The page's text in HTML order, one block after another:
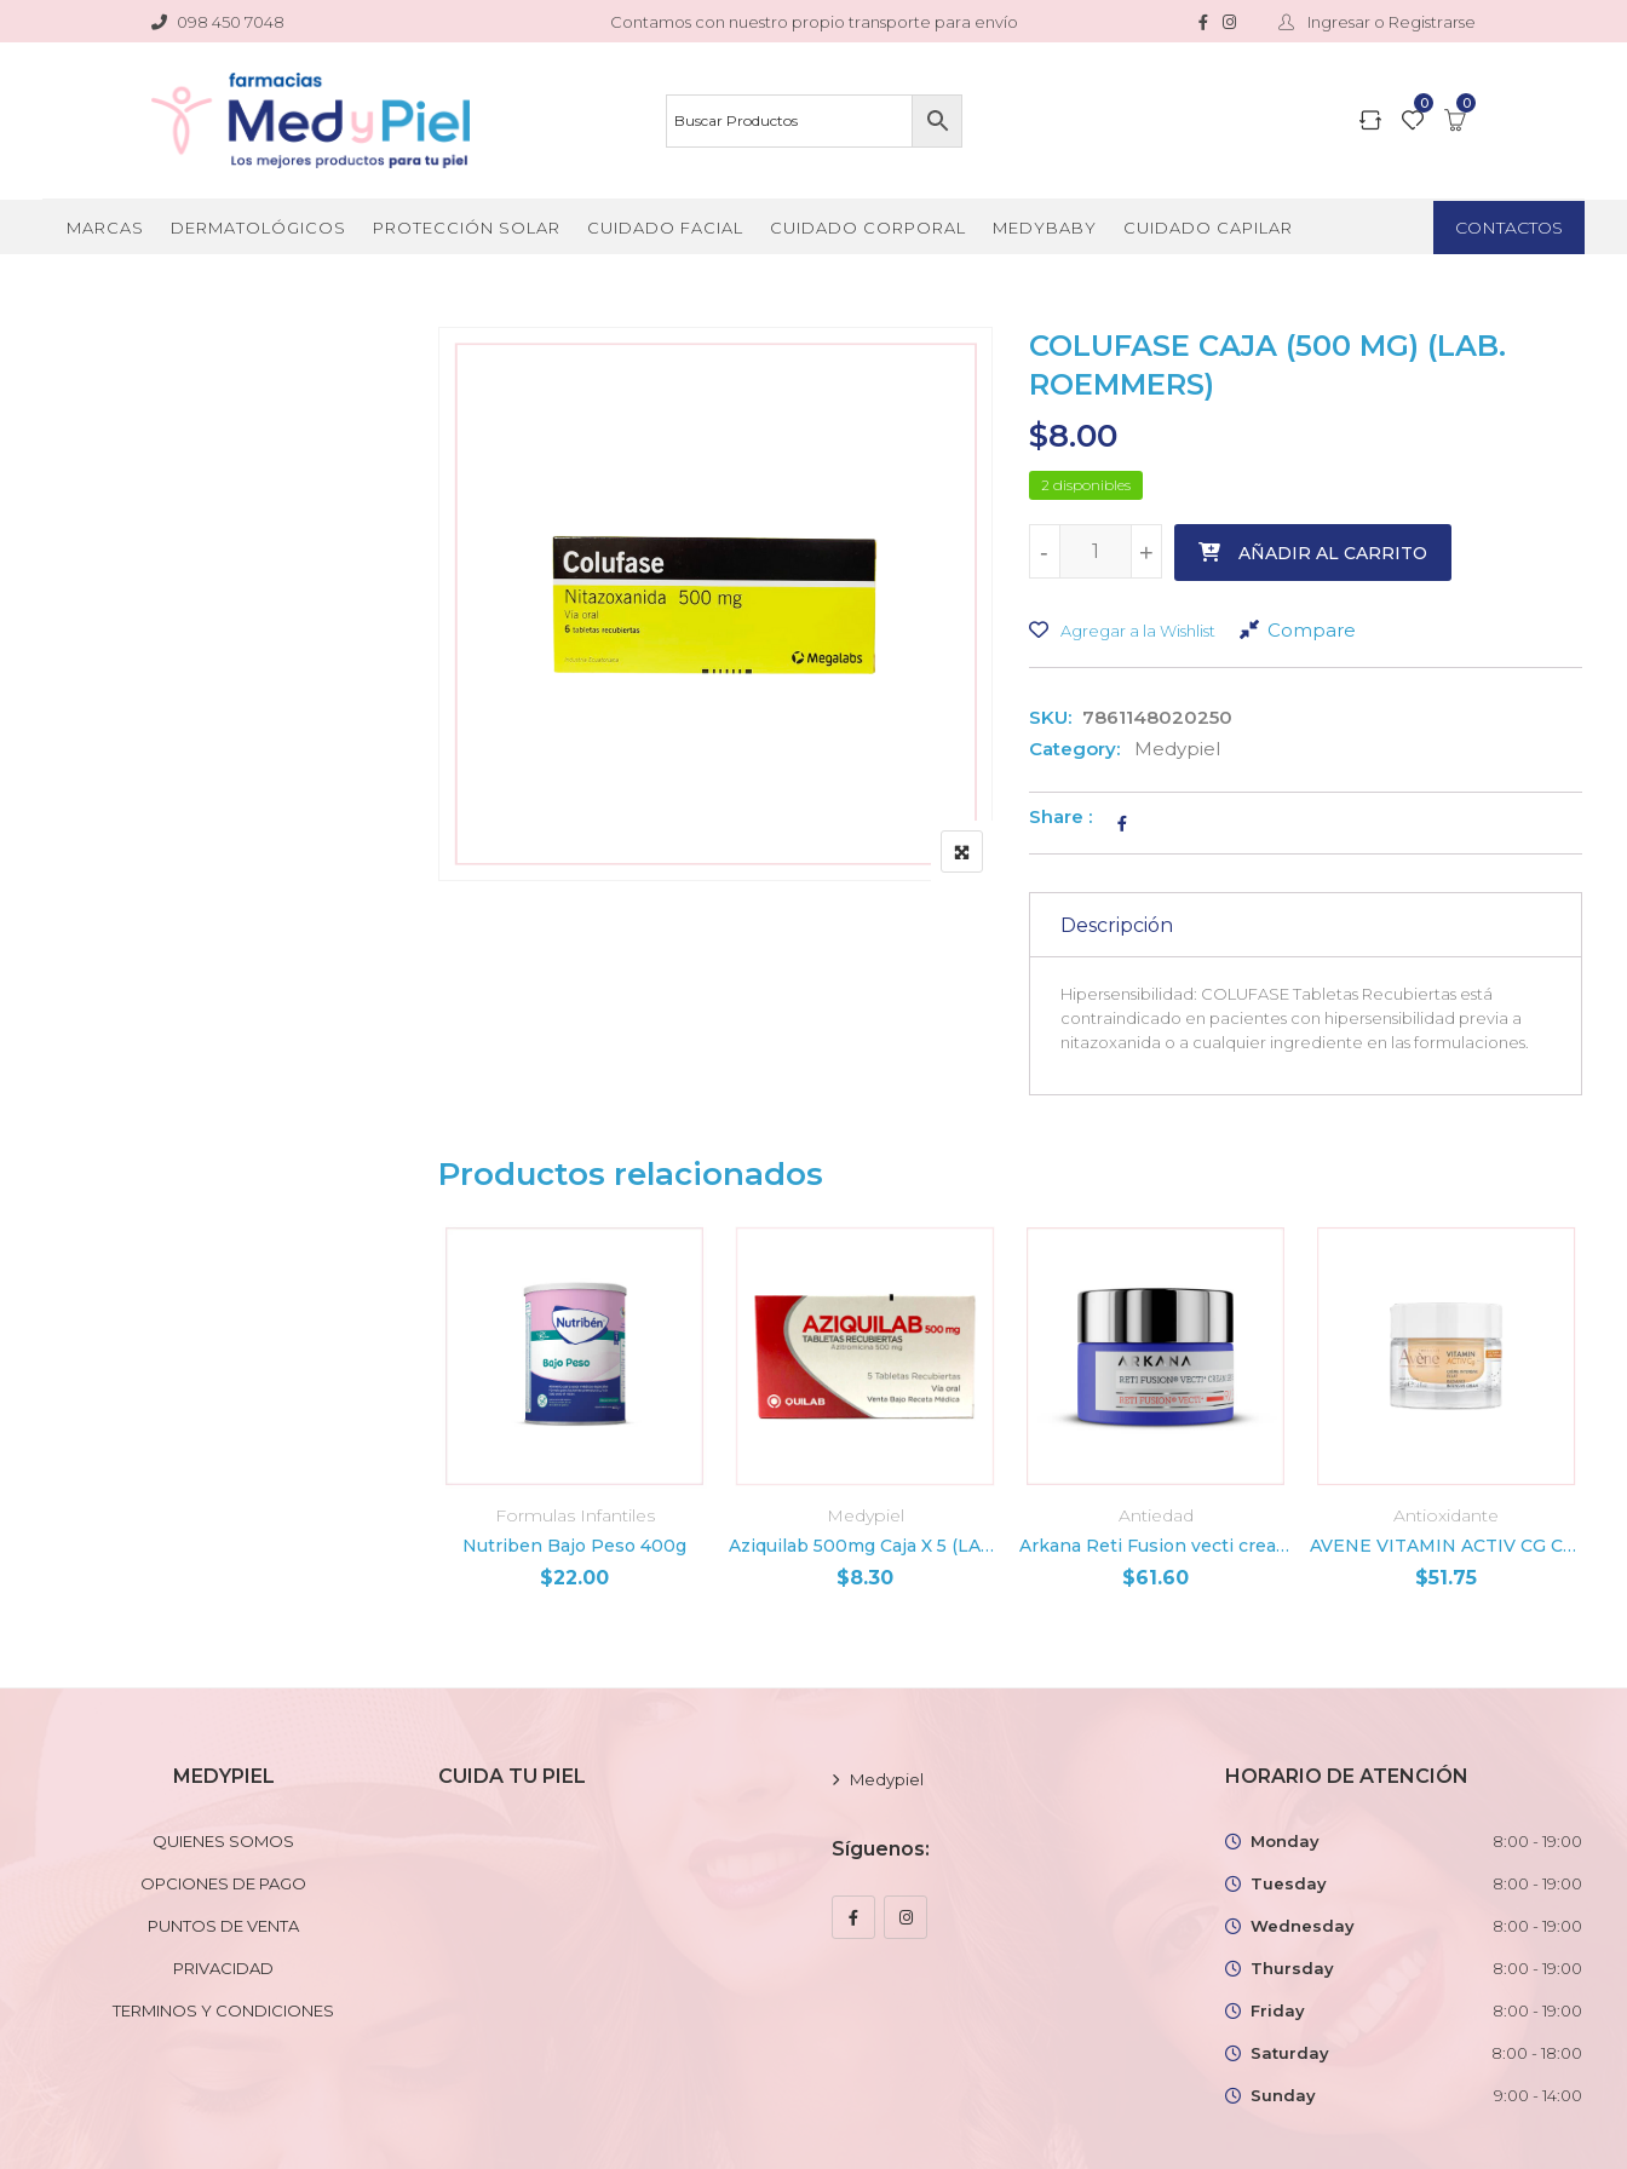
098 450 7048 Contamos con nuestro propio transporte para envío Ingresar o Registrarse
0 0
MARCAS DERMATOLÓGICOS PROTECCIÓN SOLAR CUIDADO FACIAL CUIDADO CORPORAL MEDYBABY CUIDADO CAPILAR CONTACTOS
COLUFASE CAJA (500 MG) (LAB.
ROEMMERS)
$8.00
2 disponibles
+
- +
- AÑADIR AL CARRITO
Agregar a la Wishlist Compare
SKU: 7861148020250
Category:
Medypiel
Share :
Descripción
Hipersensibilidad: COLUFASE Tabletas Recubiertas está
contraindicado en pacientes con hipersensibilidad previa a
nitazoxanida o a cualquier ingrediente en las formulaciones.
Productos relacionados
AÑADIR AL CARRITO
Formulas Infantiles
Nutriben Bajo Peso 400g
$22.00
AÑADIR AL CARRITO
Medypiel
Aziquilab 500mg Caja X 5 (LAB. QUILAB)
$8.30
AÑADIR AL CARRITO
Antiedad
Arkana Reti Fusion vecti cream spf 15
$61.60
AÑADIR AL CARRITO
Antioxidante
AVENE VITAMIN ACTIV CG CREMA INTENSIVA (50ML)
$51.75
MEDYPIEL
QUIENES SOMOS
OPCIONES DE PAGO
PUNTOS DE VENTA
PRIVACIDAD
TERMINOS Y CONDICIONES
CUIDA TU PIEL Medypiel
Síguenos:
HORARIO DE ATENCIÓN
Monday 8:00 - 19:00
Tuesday 8:00 - 19:00
Wednesday 8:00 - 19:00
Thursday 8:00 - 19:00
Friday 8:00 - 19:00
Saturday 8:00 - 18:00
Sunday 9:00 - 14:00